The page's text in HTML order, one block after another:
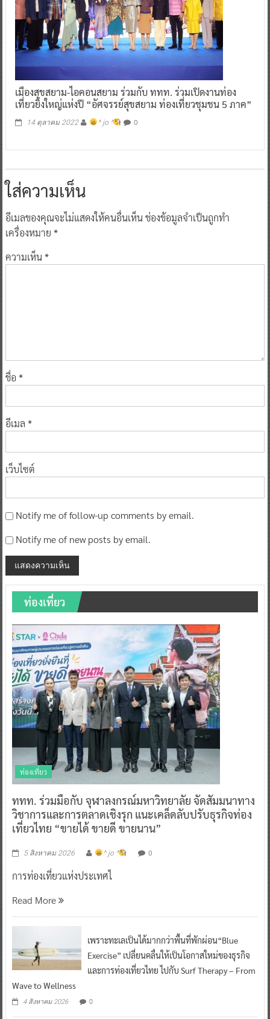
เมืองสุขสยาม-ไอคอนสยาม ร่วมกับ ททท. ร่วมเปิดงานท่อง
เที่ยวยิ่งใหญ่แห่งปี “อัศจรรย์สุขสยาม ท่องเที่ยวชุมชน 5 ภาค”
14 ตุลาคม 2022 ^ jo ^ 0
ใส่ความเห็น
อีเมลของคุณจะไม่แสดงให้คนอื่นเห็นช่องข้อมูลจำเป็นถูกทำ
เครื่องหมาย *
ความเห็น*
ชื่อ *
อีเมล *
เว็บไซต์
Notify me of follow-up comments by email.
Notify me of new posts by email.
ท่องเที่ยว
ท่องเที่ยว
ททท. ร่วมมือกับ จุฬาลงกรณ์มหาวิทยาลัย จัดสัมมนาทาง
วิชาการและการตลาดเชิงรุก แนะเคล็ดลับปรับธุรกิจท่อง
เที่ยวไทย “ขายได้ ขายดี ขายนาน”
5 สิงหาคม 2026 ^ jo ^ 0
การท่องเที่ยวแห่งประเทศไ
Read More
เพราะทะเลเป็นได้มากกว่าพื้นที่พักผ่อน“Blue
Exercise” เปลี่ยนคลื่นให้เป็นโอกาสใหม่ของธุรกิจ
และการท่องเที่ยวไทย ไปกับ Surf Therapy – From
Wave to Wellness
4 สิงหาคม 2026 0